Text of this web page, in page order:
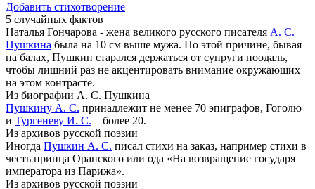
Добавить стихотворение
5 случайных фактов
Наталья Гончарова - жена великого русского писателя А. С.
Пушкина была на 10 см выше мужа. По этой причине, бывая
на балах, Пушкин старался держаться от супруги поодаль,
чтобы лишний раз не акцентировать внимание окружающих
на этом контрасте.
Из биографии А. С. Пушкина
Пушкину А. С. принадлежит не менее 70 эпиграфов, Гоголю
и Тургеневу И. С. – более 20.
Из архивов русской поэзии
Иногда Пушкин А. С. писал стихи на заказ, например стихи в
честь принца Оранского или ода «На возвращение государя
императора из Парижа».
Из архивов русской поэзии